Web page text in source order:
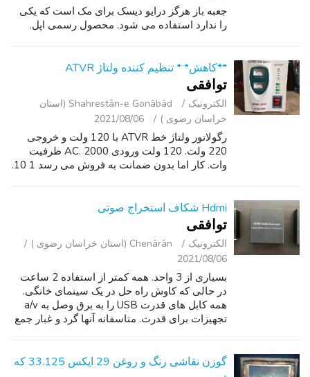
جعبه باز هرگز درایو دیسک برای مک است که یکی
را ندارد استفاده می شود. محصول رسمی اپل.
**کاهش* * تنظیم کننده ولتاژ ATVR
توافقی
الکترونیک
Shahrestān-e Gonābād (استان
خراسان رضوی )
2021/08/06
رگولاتور ولتاژ خط ATVR با 120 ولت و خروجی
220 ولت. 120 ولت ورودی AC. 2000 ظرفیت
وات. کار اما بدون ضمانت به فروش می رسد 1 10.
Hdmi شکاف استخراج صوتی
توافقی
الکترونیک
Chenārān (استان خراسان رضوی )
2021/08/06
بسیاری از 3 واحد. همه کمتر از استفاده 2 ساعت
در حالی که کاوش راه حل در یک سینمای خانگی.
همه کابل های قدرت USB را به برق وصل به a/v
تجهیزات برای قدرت. متاسفانه آنها گرد و غبار جمع
گوزن نقاشی رنگ و روغن 29 ایکس 33.125 که